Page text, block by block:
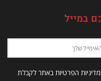
במייל
הפרטיות באתר לקבלת